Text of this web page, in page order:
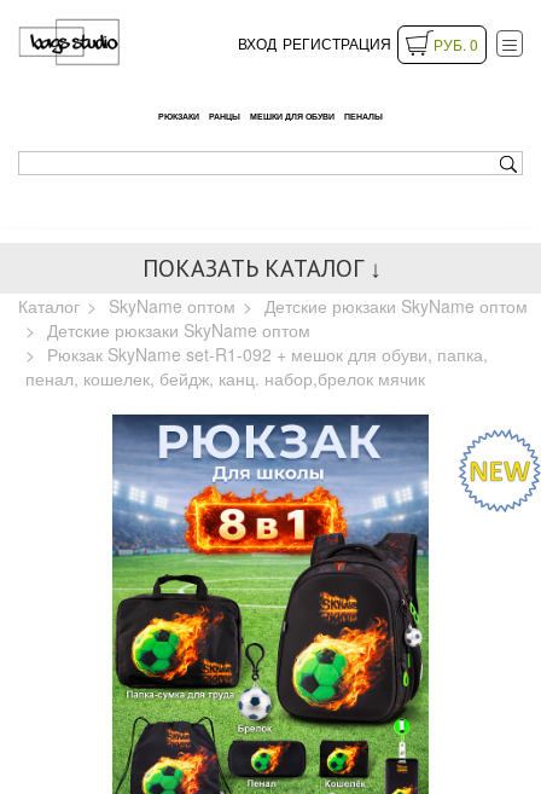
ВХОД РЕГИСТРАЦИЯ РУБ. 0
РЮКЗАКИ РАНЦЫ МЕШКИ ДЛЯ ОБУВИ ПЕНАЛЫ
ПОКАЗАТЬ КАТАЛОГ ↓
Каталог SkyName оптом
Детские рюкзаки SkyName оптом
Детские рюкзаки SkyName оптом
Рюкзак SkyName set-R1-092 + мешок для обуви, папка,
пенал, кошелек, бейдж, канц. набор,брелок мячик